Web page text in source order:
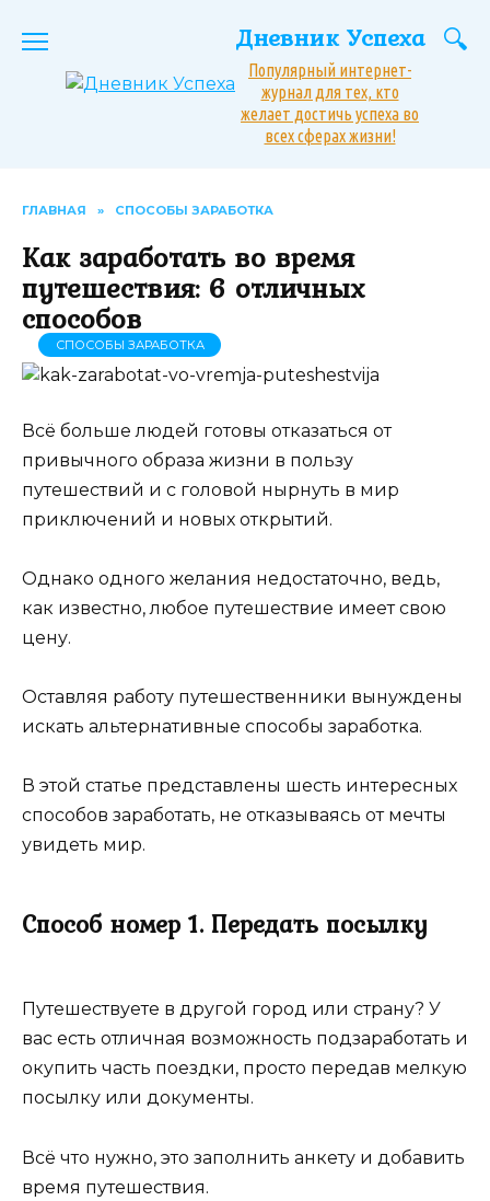
Дневник Успеха
Популярный интернет-
журнал для тех, кто
желает достичь успеха во
всех сферах жизни!
ГЛАВНАЯ » СПОСОБЫ ЗАРАБОТКА
Как заработать во время
путешествия: 6 отличных
способов
СПОСОБЫ ЗАРАБОТКА
Всё больше людей готовы отказаться от
привычного образа жизни в пользу
путешествий и с головой нырнуть в мир
приключений и новых открытий.
Однако одного желания недостаточно, ведь,
как известно, любое путешествие имеет свою
цену.
Оставляя работу путешественники вынуждены
искать альтернативные способы заработка.
В этой статье представлены шесть интересных
способов заработать, не отказываясь от мечты
увидеть мир.
Способ номер 1. Передать посылку
Путешествуете в другой город или страну? У
вас есть отличная возможность подзаработать и
окупить часть поездки, просто передав мелкую
посылку или документы.
Всё что нужно, это заполнить анкету и добавить
время путешествия.